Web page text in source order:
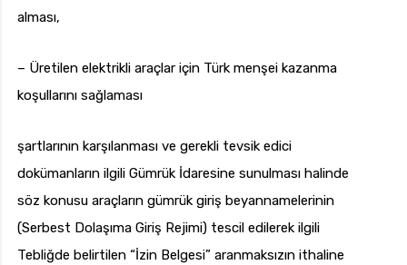
alması,
– Üretilen elektrikli araçlar için Türk menşei kazanma
koşullarını sağlaması
şartlarının karşılanması ve gerekli tevsik edici
dokümanların ilgili Gümrük İdaresine sunulması halinde
söz konusu araçların gümrük giriş beyannamelerinin
(Serbest Dolaşıma Giriş Rejimi) tescil edilerek ilgili
Tebliğde belirtilen “İzin Belgesi” aranmaksızın ithaline